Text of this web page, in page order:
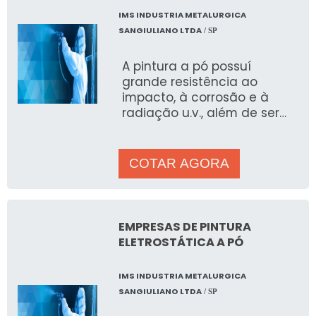
IMS INDUSTRIA METALURGICA
SANGIULIANO LTDA/ SP
A pintura a pó possuí
grande resistência ao
impacto, à corrosão e à
radiação u.v., além de ser
ou espessas com
acabamento final de alto
para todos as demandas,
inclusive para produções
parte de nossa rotina
produtiva. Há alguns tipos
COTAR AGORA
EMPRESAS DE PINTURA
ELETROSTÁTICA A PÓ
IMS INDUSTRIA METALURGICA
SANGIULIANO LTDA/ SP